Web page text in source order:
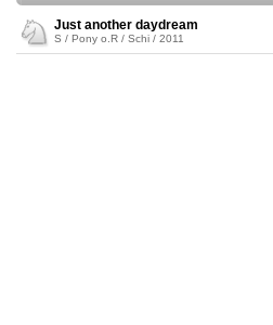
Just another daydream
S / Pony o.R / Schi / 2011